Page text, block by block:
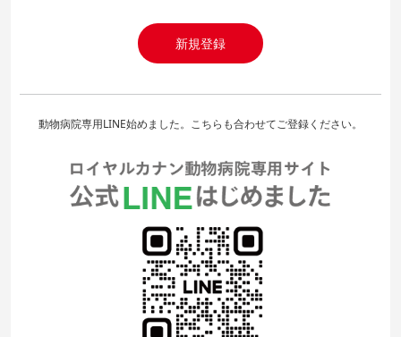
新規登録
動物病院専用LINE始めました。こちらも合わせてご登録ください。